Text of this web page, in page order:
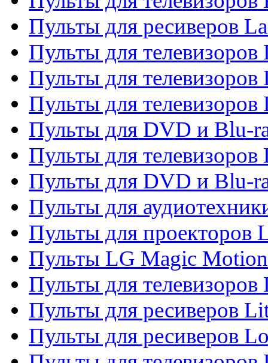
Пульты для ресиверов
Пульты для телевизоров
Пульты для телевизоров
Пульты для телевизоров
Пульты для DVD и Blu-
Пульты для телевизоров
Пульты для DVD и Blu-
Пульты для
Пульты для проекторов
Пульты LG Magic Motion
Пульты для
Пульты для ресиверов
Пульты для ресиверов